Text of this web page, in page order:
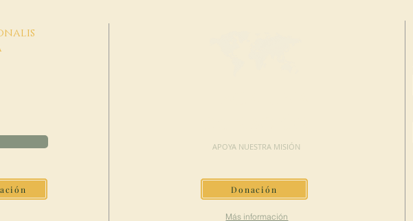
APOYA NUESTRA MISIÓN
Donación
Más información